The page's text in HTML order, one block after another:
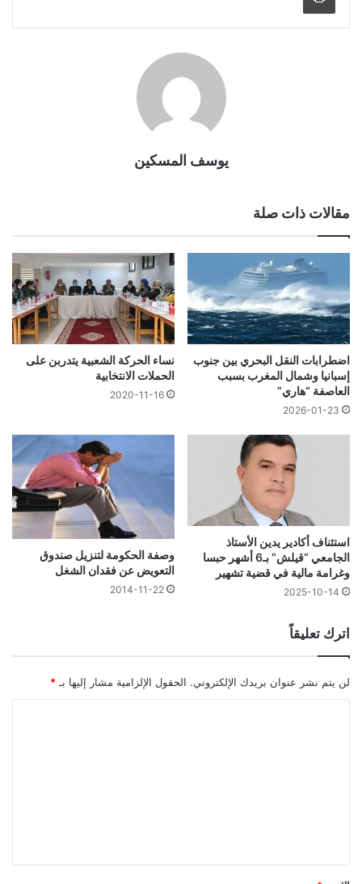
يوسف المسكين
مقالات ذات صلة
اضطرابات النقل البحري بين جنوب
إسبانيا وشمال المغرب بسبب
العاصفة “هاري”
2026-01-23
نساء الحركة الشعبية يتدربن على
الحملات الانتخابية
2020-11-16
استئناف أكادير يدين الأستاذ
الجامعي “قيلش” بـ6 أشهر حبسا
وغرامة مالية في قضية تشهير
2025-10-14
وصفة الحكومة لتنزيل صندوق
التعويض عن فقدان الشغل
2014-11-22
اترك تعليقاً
لن يتم نشر عنوان بريدك الإلكتروني. الحقول الإلزامية مشار إليها بـ *
*